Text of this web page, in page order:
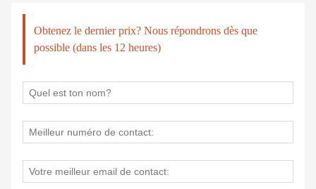
Obtenez le dernier prix? Nous répondrons dès que
possible (dans les 12 heures)